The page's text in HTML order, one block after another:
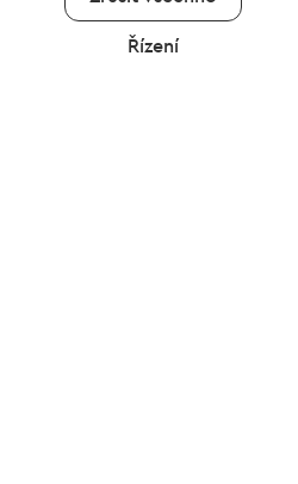
Řízení